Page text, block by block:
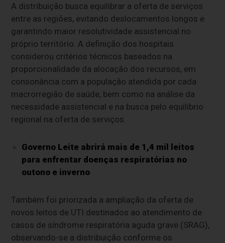
A distribuição busca equilibrar a oferta de serviços
entre as regiões, evitando deslocamentos longos e
garantindo maior resolutividade assistencial no
próprio território. A definição dos hospitais
considerou critérios técnicos baseados na
proporcionalidade da alocação dos recursos, em
consonância com a população atendida por cada
macrorregião de saúde, bem como na análise da
necessidade assistencial e na busca pelo equilíbrio
regional na oferta de serviços.
Governo Leite abrirá mais de 1,4 mil leitos
para enfrentar doenças respiratórias no
outono e inverno
Também foi priorizada a ampliação da oferta de
novos leitos de UTI destinados ao atendimento de
casos de síndrome respiratória aguda grave (SRAG),
observando-se a distribuição conforme os